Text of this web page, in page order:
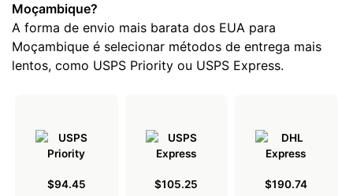
Moçambique?
A forma de envio mais barata dos EUA para
Moçambique é selecionar métodos de entrega mais
lentos, como USPS Priority ou USPS Express.
$94.45 $105.25 $190.74